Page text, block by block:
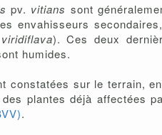
pv. vitians sont
envahisseurs
). Ces deux
humides.
constatées sur le terrain,
plantes déjà affectées
.